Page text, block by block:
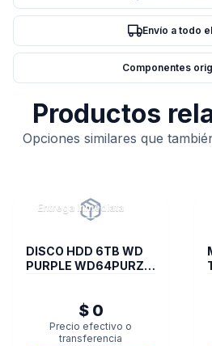
Envío a todo
Componentes
Productos
Opciones similares que
Entrega inmediata
DISCO HDD 6TB WD
PURPLE WD64PURZ
$ 0
Precio efectivo o
transferencia